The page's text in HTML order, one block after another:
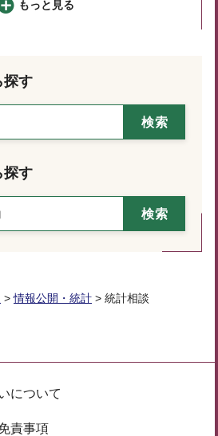
もっと見る
探す
探す
>情報公開・統計 > 統計相談
について
責事項